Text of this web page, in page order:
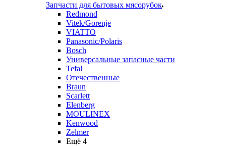
Запчасти для бытовых мясорубок
Redmond
Vitek/Gorenje
VIATTO
Panasonic/Polaris
Bosch
Универсальные запасные части
Tefal
Отечественные
Braun
Scarlett
Elenberg
MOULINEX
Kenwood
Zelmer
Ещё 4